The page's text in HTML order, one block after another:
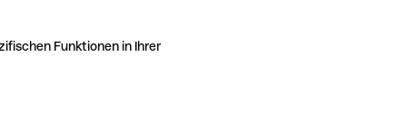
Funktionen in Ihrer